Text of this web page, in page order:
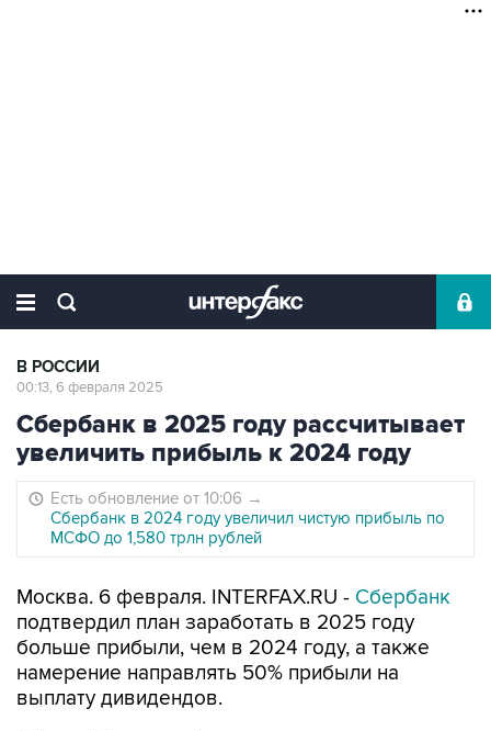
В РОССИИ
00:13, 6 февраля 2025
Сбербанк в 2025 году рассчитывает
увеличить прибыль к 2024 году
Есть обновление от 10:06 →
Сбербанк в 2024 году увеличил чистую прибыль по
МСФО до 1,580 трлн рублей
Москва. 6 февраля. INTERFAX.RU - Сбербанк
подтвердил план заработать в 2025 году
больше прибыли, чем в 2024 году, а также
намерение направлять 50% прибыли на
выплату дивидендов.